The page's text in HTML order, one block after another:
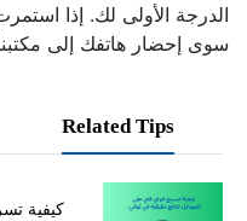
الدرجة الأولى لك. إذا
سوى إحضار هاتفك إلى
Related Tips
كيفية